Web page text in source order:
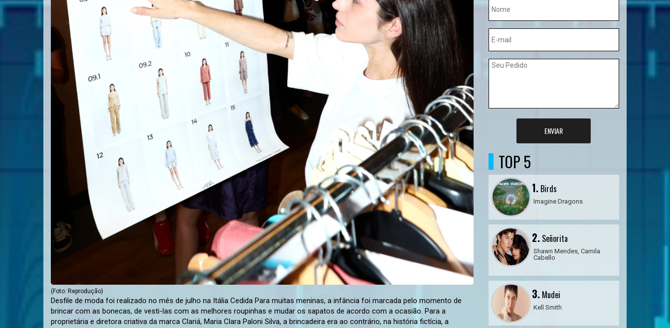
(Foto: Reprodução)
Desfile de moda foi realizado no mês de julho na Itália Cedida Para muitas meninas, a infância foi marcada pelo momento de brincar com as bonecas, de vesti-las com as melhores roupinhas e mudar os sapatos de acordo com a ocasião. Para a proprietária e diretora criativa da marca Clariá, Maria Clara Paloni Silva, a brincadeira era ao contrário, na história fictícia, a personagem era a vendedora das roupas e ajudava as amigas na escolha do look perfeito. 📱 Participe do Canal do g1 Presidente Prudente e Região no WhatsApp A paixão de Maria pela moda foi tanta que ultrapassou os brinquedos, chegou ao mundo real e, quase como um toque de mágica (que levou alguns anos), se tornou realidade na vida dela por meio de seu primeiro e maior empreendimento: a sua própria marca de roupas. De uma loja inaugurada em agosto de 2016, em Adamantina (SP), as peças ganham visibilidade em outros estados do Brasil e, no mês de julho de 2025, foram desfiladas no Torino Fashion Week, na Itália. Desfile de moda foi realizado no mês de julho na Itália Cedida O desfile, que marca a semana de moda italiana, é conhecido por ser como uma espécie de “vitrine” para empreendedores que buscam se conectar com o mercado global e, neste ano, a Clariá foi uma das selecionadas para fazer parte do evento internacional. Conforme a fundadora da marca, de 29 anos, a participação no evento reforçou o vínculo internacional da empresa, que aposta em peças atemporais, com informação de moda que traduza os gostos de uma mulher contemporânea. “Fomos convidadas pela ITALCAM (câmara de comércio italiana) para ser uma das primeiras marcas brasileiras a se apresentar em uma passarela italiana, de forma independente, sem colaborações. Foi uma grande conquista esse convite, não pensei duas vezes e abracei isso! Dei o meu melhor!”, contou Maria ao g1. Desfile de moda foi realizado no mês de julho na Itália Cedida “Eu e minha equipe fizemos o possível para entregar uma apresentação a altura de uma passarela italiana, e chegamos lá! Há dois anos, inauguramos a nossa primeira loja na Itália e, desde então, a gente vem construindo uma história lá”, expressou a fundadora da marca. Durante a entrevista ao g1, Maria divulgou em primeira mão que, por meio do desfile em Torino, a marca foi convidada para participar da Milão Fashion Week, entretanto, como seria já em setembro, a profissional contou que “ficou muito em cima” e que “acabaram recusando o convite “, mas que estão com expectativa de serem convidados para a próxima temporada. Ao todo, foram apresentados na Itália 15 looks, totalizando 29 peças (referências). Desfile de moda foi realizado no mês de julho na Itália Cedida Questionada sobre o que a Clariá significa para ela, Maria compartilhou que é a sua história e que transformou não apenas a vida dela, mas de todos os familiares. “São nove anos vivendo cada detalhe, cada conquista, cada desafio. É algo que transformou não só a minha vida, mas a da minha família também, porque tudo que construímos juntos está ligado a ela”, disse Maria. “Viver a Clariá é viver o que escolhi para mim, e ver as pessoas se conectarem com o que faço me dá propósito, alegria e a certeza de que escolhi o caminho certo. É, de verdade, uma das maiores felicidades da minha vida!”, ressaltou ao g1. Desfile de moda foi realizado no mês de julho na Itália Cedida Um novo conceito de moda 🌟 Com foco em peças de alfaiataria, Maria contou que a Clariá é uma marca de casual wear, que nasceu pensando na mulher, e disse não acreditar em limitar quem pode ou não vestir as peças. “Nossa modelagem e identidade conversam com um público que busca sofisticação e autenticidade. Então, mesmo tendo um foco, acreditamos que a moda é livre e democrática, e queremos que qualquer pessoa que se identifique com a marca se sinta à vontade para usá-la!”, detalhou a fundadora. Atualmente, a marca possui oito lojas físicas, nas cidades de Adamantina, Osvaldo Cruz (SP), Tupã (SP), Presidente Prudente (SP), Dracena (SP), Presidente Venceslau (SP), São José do Rio Preto (SP) e uma unidade na Itália, no Lago di Garda, e também está presente no ecommerce. Atualmente, a marca possui oito lojas físicas Cedida Inspiração que ultrapassa gerações 🧵 A proprietária da Clariá compartilhou ao g1 que foi criada com a avó que era costureira em Adamantina, e foi lá, na casa em que moravam, que o despertar para a moda de Maria aconteceu. “Eu fui criada com a minha avó e ela é uma costureira de primeira, foi a profissão dela por muitos anos, então eu acompanhei ela costurando roupas de muitas famílias da minha cidade, de muitas pessoas mesmo, inclusive minhas próprias roupas. Depois que comecei a ter essa noção, eu ia em uma loja de tecido, comprava o tecido sem saber se ia dar certo o modelo que eu estava idealizando e eu explicava para ela como eu queria”, contou ao g1. Proprietária da Clariá ao lado de sua avó Cedida “Eu lembro perfeitamente assim: eu de novinha brincando de Barbie com as minhas amigas, e eu era vendedora de roupa, a profissão dela [da boneca] era vender roupa, então eu ficava ali brincando, ela atrás do balcão, mostrando pra cliente o que ela tinha que comprar, dando dicas de looks”, relembrou Maria ao contar sobre a infância. “A Ideia de criar a marca vem dessa paixão de menininha, de criança mesmo, por esse universo. Quando eu precisei escolher o que eu ia fazer no profissional, o que eu ia cursar, eu já sabia que era moda”, disse Maria. Fundadora da Clariá ao lado dos pais e do irmão Cedida Ao falar sobre a sua família, Maria se emociona e diz que “a Clariá não seria nem a metade do que ela é sem eles”. “Sem dúvidas eu não estaria onde eu estou hoje se eu não tivesse o apoio da minha família, não só financeiro (que claramente foi muito importante para o início), mas o apoio emocional, a presença deles, de estarem comigo em todas as inaugurações, de participarem da produção… Tudo isso foi importantíssimo, não teve um minuto sequer que eles não estiveram ao meu lado”, completou a proprietária da marca. A proprietária da Clariá e o noivo em uma das lojas da marca Cedida Pequenos passos, grandes conquistas 🙌 Ao se lembrar do início da carreira, a fundadora da Clariá compartilhou uma de suas “pequenas alegrias”, aquelas que, para alguns pode parecer bobeira mas, que para você, faz todo o sentido, sabe? “Desde o primeiro momento da Clariá até então, vivi momentos inesquecíveis mas, sem dúvidas, me marcou muito a primeira vez, depois da inauguração da loja, que encontrei com uma cliente usando uma peça desenvolvida por mim, da minha marca, em um evento. Isso brilhou muito os meus olhos!”, enfatizou Maria. Fundadora da Clariá contou que, apesar dos desafios, nunca pensou em desistir da loja Cedida Maria contou ao g1 que, no começo, um dos principais desafios que encontrou em iniciar a marca própria do zero era de encontrar os fornecedores. “A gente sabe que, para você comprar tecidos, aviamentos, você precisa ter um grande volume para comprar num valor de atacado, ou então você teria que comprar no varejo e o custo elevaria, assim, triplicaria, né? Então esse foi um dos principais desafios, a parte de encontrar esses fornecedores que também abraçassem o projeto”, esclareceu Maria. Atualmente, a marca possui oito lojas físicas Cedida “Eu lembro que eu e meu pai, a gente tinha uma historinha pronta para contar para eles [fornecedores]. A gente falava ‘olha, nós estamos começando hoje (2016) com uma loja, mas a nossa ideia é no final do ano já ter mais uma, 2017 outra’. A gente mostrava um mapa onde nós estaríamos com a Clariá, quais as cidades que nós levaríamos e eles compraram essa essa ideia”, expôs ao g1. “Eles começaram a nos fornecer 10, 15 metros de tecido e hoje a gente chega a comprar 800, 900, mil metros de tecidos de alguns artigos desses mesmos fornecedores que há nove anos atrás começaram com a gente”, concluiu Maria. Fachada da loja Clariá, na Itália Cedida Como é viver um sonho? 💭 Ao g1, Maria contou que ter uma de suas lojas em Presidente Prudente (SP) fazia parte de seus sonhos, pois além de ser uma das cidades do Oeste Paulista referência no setor de vendas de roupas, o município carrega um valor sentimental e de afeto para ela. “Foi a cidade que durante toda minha infância e juventude, eu ia passear com a minha família e, muitas vezes, acabava comprando roupas. Eu esperava ansiosamente para meus pais terem algum compromisso lá, ou a mãe de alguma amiguinha chamar, para irmos”, explicou Maria. Fundadora da Clariá contou que, apesar dos desafios, nunca pensou em desistir da loja Cedida “Nós somos muito realizados com a Clariá de Presidente Prudente [que fica localizada dentro de um shopping]. Temos clientes fiéis, queridas e durante esses esses seis anos, construímos uma história incrível com a cidade”, salientou ao g1. Além disso, Maria compartilhou que, quando circula pela cidade, sempre vê pessoas usando as peças de sua marca, situação essa que a faz muito feliz e orgulhosa. “Quando lembro como tudo começou e o que construímos durante todos esses anos, sinto muito orgulho de todo caminho percorrido até aqui. Empreender em Presidente Prudente é e tem sido uma experiência muito positiva”, ressaltou Maria”. Fundadora da Clariá contou que, apesar dos desafios, nunca pensou em desistir da loja Cedida “Sinto muita gratidão também quando olho ao meu redor e vejo que tenho tantas pessoas especiais dentro da Clariá. Uma equipe muito forte e alinhada. Tenho eterno respeito e gratidão a eles”, também expressou a fundadora em entrevista ao g1. Maria ressaltou que, apesar dos desafios enfrentados na jornada do empreendedorismo, nunca pensou em desistir da Clariá e do sonho em ter o seu próprio negócio. “Eu sou apaixonada pela Clariá. Ela é responsável por muitas alegrias em minha vida e na vida da minha família. Com o passar dos anos você entende que, desafios existem em todas as áreas, e desistir não é uma opção quando você escolhe fazer o que ama”, finalizou Maria ao g1. Atualmente, a marca po
ENVIAR
TOP 5
1.Birds
Imagine Dragons
2.Señorita
Shawn Mendes, Camila
Cabello
3.Mudei
Kell Smith